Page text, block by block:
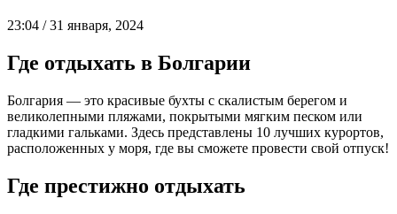
23:04 / 31 января, 2024
Где отдыхать в Болгарии
Болгария — это красивые бухты с скалистым берегом и
великолепными пляжами, покрытыми мягким песком или
гладкими гальками. Здесь представлены 10 лучших курортов,
расположенных у моря, где вы сможете провести свой отпуск!
Где престижно отдыхать